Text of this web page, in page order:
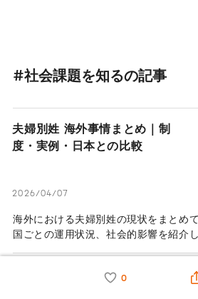
0
#社会課題を知るの記事
夫婦別姓 海外事情まとめ｜制
度・実例・日本との比較
2026/04/07
海外における夫婦別姓の現状をまとめ
国ごとの運用状況、社会的影響を紹介
選択的夫婦別姓制度はいつから始